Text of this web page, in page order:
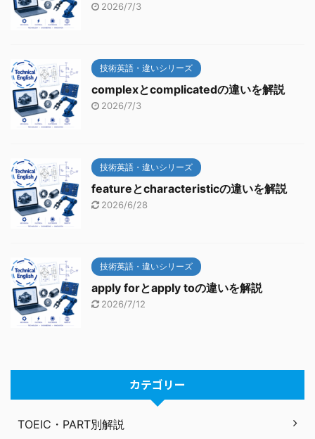
2026/7/3
技術英語・違いシリーズ
complexとcomplicatedの違いを解説
2026/7/3
技術英語・違いシリーズ
featureとcharacteristicの違いを解説
2026/6/28
技術英語・違いシリーズ
apply forとapply toの違いを解説
2026/7/12
カテゴリー
TOEIC・PART別解説